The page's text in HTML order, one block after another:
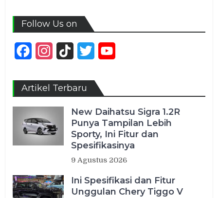
Follow Us on
FacebookInstagram
TikTok Twitter
Artikel Terbaru
New Daihatsu Sigra 1.2R
Punya Tampilan Lebih
Sporty, Ini Fitur dan
Spesifikasinya
9 Agustus 2026
Ini Spesifikasi dan Fitur
Unggulan Chery Tiggo V